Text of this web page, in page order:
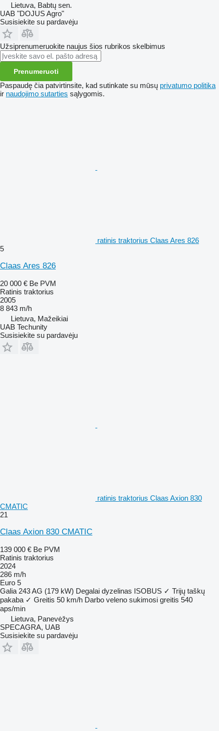
Lietuva, Babtų sen.
UAB "DOJUS Agro"
Susisiekite su pardavėju
Užsiprenumeruokite naujus šios rubrikos skelbimus
Prenumeruoti
Paspaudę čia patvirtinsite, kad sutinkate su mūsų privatumo politika
ir naudojimo sutarties sąlygomis.
ratinis traktorius Claas Ares 826
5
Claas Ares 826
20 000 € Be PVM
Ratinis traktorius
2005
8 843 m/h
Lietuva, Mažeikiai
UAB Techunity
Susisiekite su pardavėju
ratinis traktorius Claas Axion 830
CMATIC
21
Claas Axion 830 CMATIC
139 000 € Be PVM
Ratinis traktorius
2024
286 m/h
Euro 5
Galia 243 AG (179 kW) Degalai dyzelinas ISOBUS ✓ Trijų taškų
pakaba ✓ Greitis 50 km/h Darbo veleno sukimosi greitis 540
aps/min
Lietuva, Panevėžys
SPECAGRA, UAB
Susisiekite su pardavėju